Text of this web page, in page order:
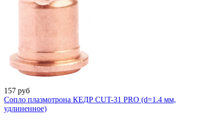
157 руб
Сопло плазмотрона КЕДР CUT-31 PRO (d=1.4 мм,
удлиненное)